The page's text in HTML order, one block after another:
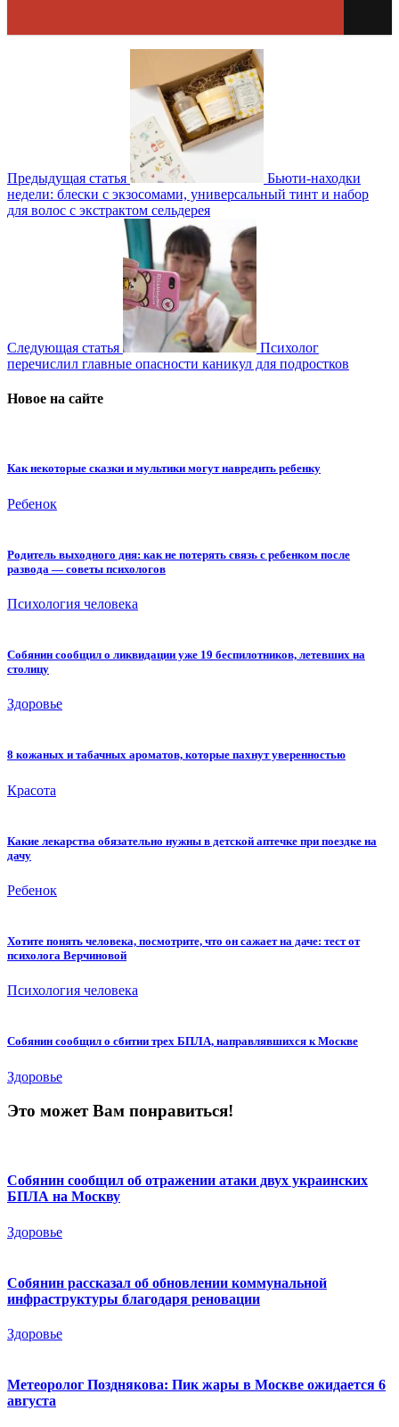
Предыдущая статья
Бьюти-находки
недели: блески с экзосомами, универсальный тинт и набор
для волос с экстрактом сельдерея
Следующая статья
Психолог
перечислил главные опасности каникул для подростков
Новое на сайте
Как некоторые сказки и мультики могут навредить ребенку
Ребенок
Родитель выходного дня: как не потерять связь с ребенком после
развода — советы психологов
Психология человека
Собянин сообщил о ликвидации уже 19 беспилотников, летевших на
столицу
Здоровье
8 кожаных и табачных ароматов, которые пахнут уверенностью
Красота
Какие лекарства обязательно нужны в детской аптечке при поездке на
дачу
Ребенок
Хотите понять человека, посмотрите, что он сажает на даче: тест от
психолога Верчиновой
Психология человека
Собянин сообщил о сбитии трех БПЛА, направлявшихся к Москве
Здоровье
Это может Вам понравиться!
Собянин сообщил об отражении атаки двух украинских
БПЛА на Москву
Здоровье
Собянин рассказал об обновлении коммунальной
инфраструктуры благодаря реновации
Здоровье
Метеоролог Позднякова: Пик жары в Москве ожидается 6
августа